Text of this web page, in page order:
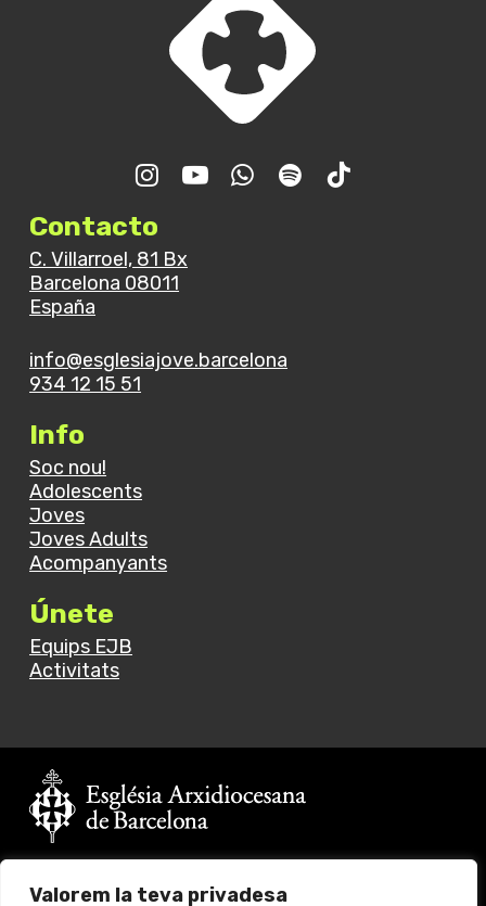
Valorem la teva privadesa
Contacto
C. Villarroel, 81 Bx
Barcelona 08011
España
info@esglesiajove.barcelona
934 12 15 51
Info
Soc nou!
Adolescents
Joves
Joves Adults
Acompanyants
Únete
Equips EJB
Activitats